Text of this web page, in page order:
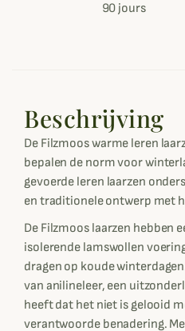
90 jours
Beschrijving
De Filzmoos warme leren
bepalen de norm voor
gevoerde leren laarzen
en traditionele ontwerp met
De Filzmoos laarzen hebben
isolerende lamswollen
dragen op koude
van anilineleer, een
heeft dat het niet is gelooid
verantwoorde benadering.